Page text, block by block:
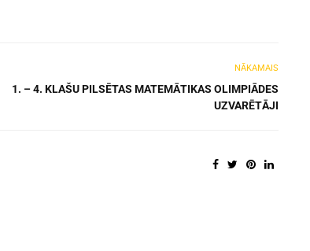
NĀKAMAIS
1. – 4. KLAŠU PILSĒTAS MATEMĀTIKAS OLIMPIĀDES
UZVARĒTĀJI